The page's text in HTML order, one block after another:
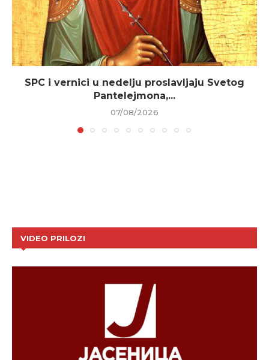
SPC i vernici u nedelju proslavljaju Svetog
Pantelejmona,...
07/08/2026
VIDEO PRILOZI